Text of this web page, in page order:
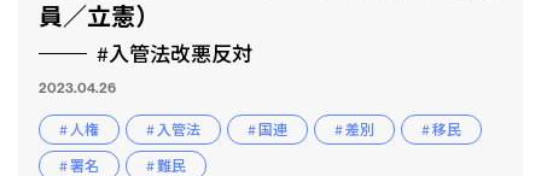
員／立憲）
#入管法改悪反対
2023.04.26
# 人権 # 入管法 # 国連 # 差別
# 移民
# 署名
# 難民